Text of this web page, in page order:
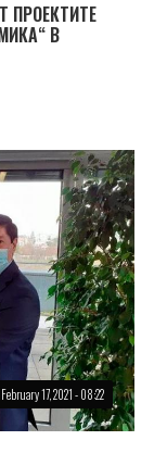
ПРОЕКТИТЕ
В
17, 2021 - 08:22